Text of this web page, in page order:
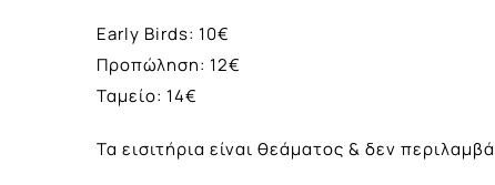
Early Birds: 10€
Προπώληση: 12€
Ταμείο: 14€
Τα εισιτήρια είναι θεάματος & δεν